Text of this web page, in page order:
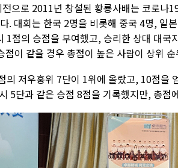
으로 2011년 창설된 황룡사배는 코로나
. 대회는 한국 2명을 비롯해 중국 4명, 일
1점의 승점을 부여했고, 승리한 상대 대
점이 같을 경우 총점이 높은 사람이 상위
의 저우훙위 7단이 1위에 올랐고, 10점을
5단과 같은 승점 8점을 기록했지만, 총점